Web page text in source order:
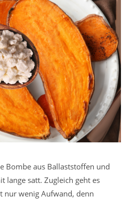
Bombe aus Ballaststoffen und
lange satt. Zugleich geht es
nur wenig Aufwand, denn